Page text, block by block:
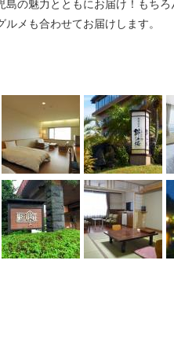
島の魅力とともにお届け！もち
メも合わせてお届けします。